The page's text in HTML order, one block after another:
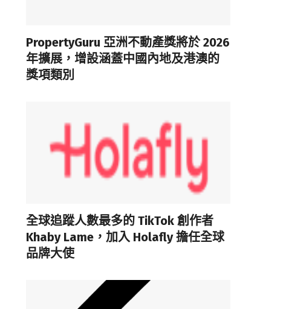
PropertyGuru 亞洲不動產獎將於 2026
年擴展，增設涵蓋中國內地及港澳的
獎項類別
全球追蹤人數最多的 TikTok 創作者
Khaby Lame，加入 Holafly 擔任全球
品牌大使